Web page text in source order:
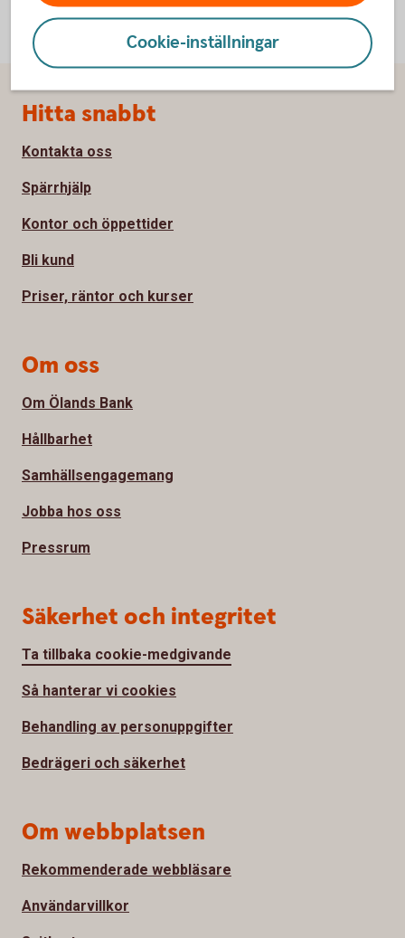
Cookie-inställningar
Sidfot
Hitta snabbt
Kontakta oss
Spärrhjälp
Kontor och öppettider
Bli kund
Priser, räntor och kurser
Om oss
Om Ölands Bank
Hållbarhet
Samhällsengagemang
Jobba hos oss
Pressrum
Säkerhet och integritet
Ta tillbaka cookie-medgivande
Så hanterar vi cookies
Behandling av personuppgifter
Bedrägeri och säkerhet
Om webbplatsen
Rekommenderade webbläsare
Användarvillkor